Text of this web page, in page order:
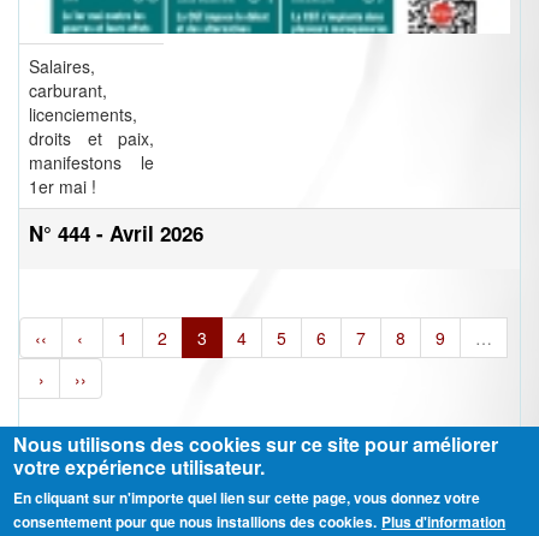
Salaires,
carburant,
licenciements,
droits et paix,
manifestons le
1er mai !
N° 444 - Avril 2026
‹‹ ‹ 1 2 3 4 5 6 7 8 9
…
›
››
Ⓒ CGT Fédération THCB - Tous les droits réservés - Mentions légales
Nous utilisons des cookies sur ce site pour améliorer
votre expérience utilisateur.
En cliquant sur n'importe quel lien sur cette page, vous donnez votre
consentement pour que nous installions des cookies. Plus d'information